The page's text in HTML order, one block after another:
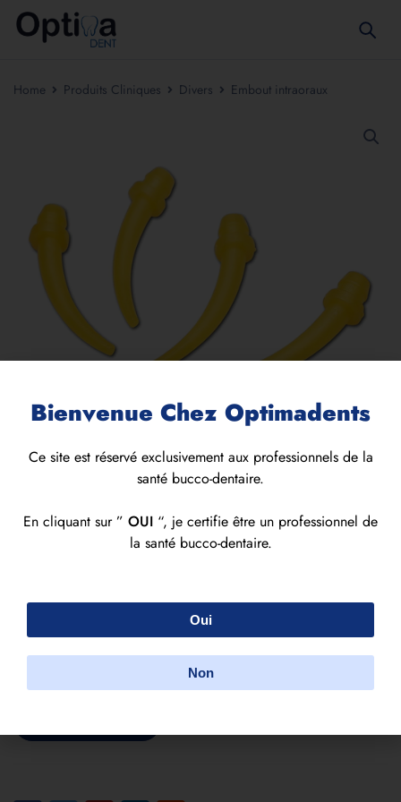
Home Produits Cliniques Divers Embout intraoraux
Bienvenue Chez Optimadents
Ce site est réservé exclusivement aux professionnels de la
santé bucco-dentaire.
En cliquant sur ” OUI “, je certifie être un professionnel de
la santé bucco-dentaire.
Oui
Non